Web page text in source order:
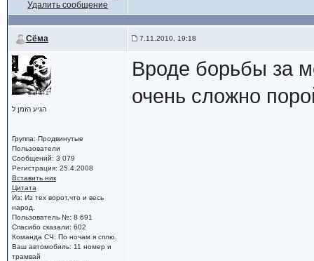
Удалить сообщение
Сёма 7.11.2010, 19:18
הגיע הזמן ל
Группа: Продвинутые
Пользователи
Сообщений: 3 079
Регистрация: 25.4.2008
Вставить ник
Цитата
Из: Из тех ворот,что и весь
народ.
Пользователь №: 8 691
Спасибо сказали: 602
Команда СЧ: По ночам я сплю.
Ваш автомобиль: 11 номер и
трамвай
Вроде борьбы за
очень сложно